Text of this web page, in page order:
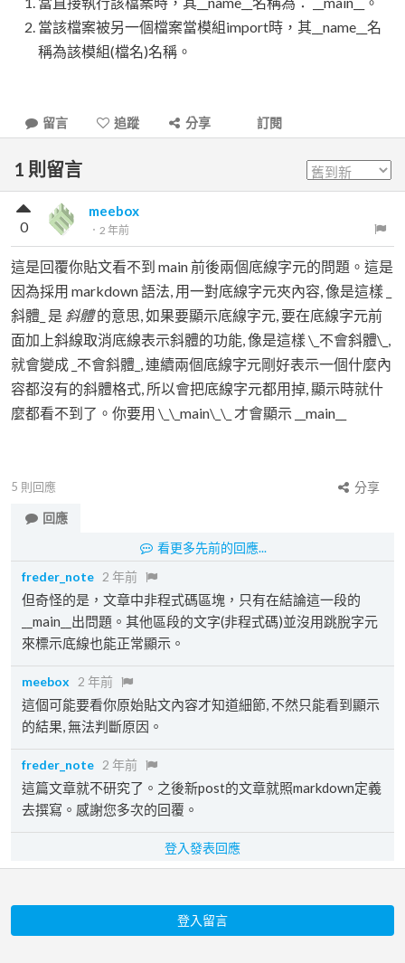
當該檔案被另一個檔案當模組import時，其__name__名
稱為該模組(檔名)名稱。
留言 追蹤 分享 訂閱
1 則留言
meebox
． 2 年前
0
這是回覆你貼文看不到 main 前後兩個底線字元的問題。這是
因為採用 markdown 語法, 用一對底線字元夾內容, 像是這樣 _
斜體_ 是 斜體的意思, 如果要顯示底線字元, 要在底線字元前
面加上斜線取消底線表示斜體的功能, 像是這樣 \_不會斜體\_,
就會變成 _不會斜體_, 連續兩個底線字元剛好表示一個什麼內
容都沒有的斜體格式, 所以會把底線字元都用掉, 顯示時就什
麼都看不到了。你要用 \_\_main\_\_ 才會顯示 __main__
5 則回應
分享
回應
看更多先前的回應...
freder_note 2 年前
但奇怪的是，文章中非程式碼區塊，只有在結論這一段的
__main__出問題。其他區段的文字(非程式碼)並沒用跳脫字元
來標示底線也能正常顯示。
meebox 2 年前
這個可能要看你原始貼文內容才知道細節, 不然只能看到顯示
的結果, 無法判斷原因。
freder_note 2 年前
這篇文章就不研究了。之後新post的文章就照markdown定義
去撰寫。感謝您多次的回覆。
登入發表回應
登入留言